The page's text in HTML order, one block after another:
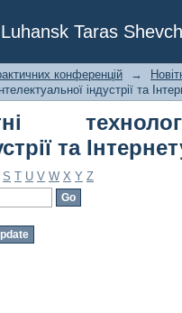
Taras
конференцій →
індустрії та
та
S T U V W X Y Z